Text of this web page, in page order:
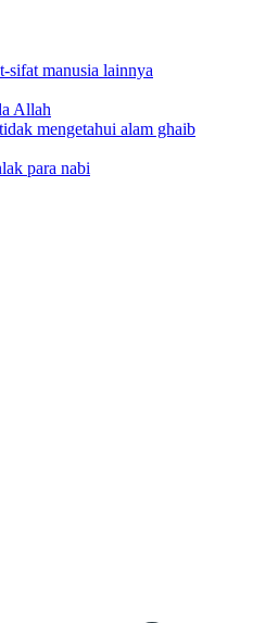
sifat manusia lainnya
Allah
mengetahui alam ghaib
para nabi